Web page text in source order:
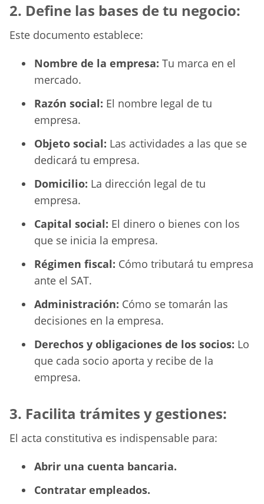
2. Define las bases de tu negocio:
Este documento establece:
Nombre de la empresa: Tu marca en el
mercado.
Razón social: El nombre legal de tu
empresa.
Objeto social: Las actividades a las que se
dedicará tu empresa.
Domicilio: La dirección legal de tu
empresa.
Capital social: El dinero o bienes con los
que se inicia la empresa.
Régimen fiscal: Cómo tributará tu empresa
ante el SAT.
Administración: Cómo se tomarán las
decisiones en la empresa.
Derechos y obligaciones de los socios: Lo
que cada socio aporta y recibe de la
empresa.
3. Facilita trámites y gestiones:
El acta constitutiva es indispensable para:
Abrir una cuenta bancaria.
Contratar empleados.